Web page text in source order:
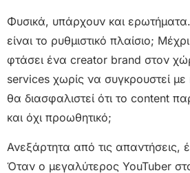
Φυσικά, υπάρχουν και
είναι το ρυθμιστικό πλαίσιο;
φτάσει ένα creator brand στον
services χωρίς να συγκρουστεί
θα διασφαλιστεί ότι το content
και όχι προωθητικό;
Ανεξάρτητα από τις απαντήσεις,
Όταν ο μεγαλύτερος YouTuber